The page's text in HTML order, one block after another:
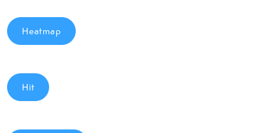
Heatmap
Hit